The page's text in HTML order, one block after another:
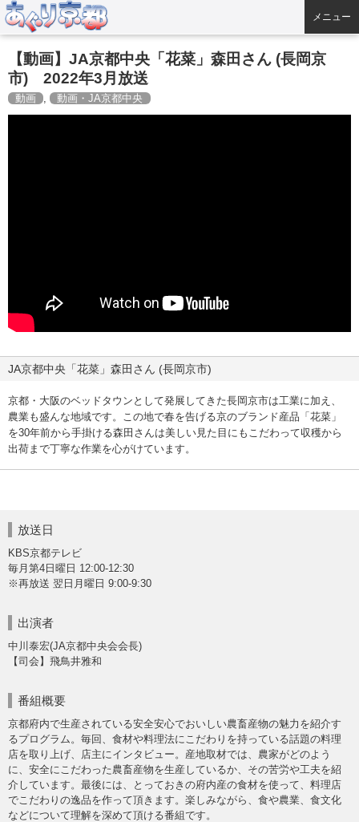
メニュー
【動画】JA京都中央「花菜」森田さん (長岡京
市) 2022年3月放送
動画 , 動画・JA京都中央
JA京都中央「花菜」森田さん (長岡京市)
京都・大阪のベッドタウンとして発展してきた長岡京市は工業に加え、
農業も盛んな地域です。この地で春を告げる京のブランド産品「花菜」
を30年前から手掛ける森田さんは美しい見た目にもこだわって収穫から
出荷まで丁寧な作業を心がけています。
放送日
KBS京都テレビ
毎月第4日曜日 12:00-12:30
※再放送 翌日月曜日 9:00-9:30
出演者
中川泰宏(JA京都中央会会長)
【司会】飛鳥井雅和
番組概要
京都府内で生産されている安全安心でおいしい農畜産物の魅力を紹介す
るプログラム。毎回、食材や料理法にこだわりを持っている話題の料理
店を取り上げ、店主にインタビュー。産地取材では、農家がどのよう
に、安全にこだわった農畜産物を生産しているか、その苦労や工夫を紹
介しています。最後には、とっておきの府内産の食材を使って、料理店
でこだわりの逸品を作って頂きます。楽しみながら、食や農業、食文化
などについて理解を深めて頂ける番組です。